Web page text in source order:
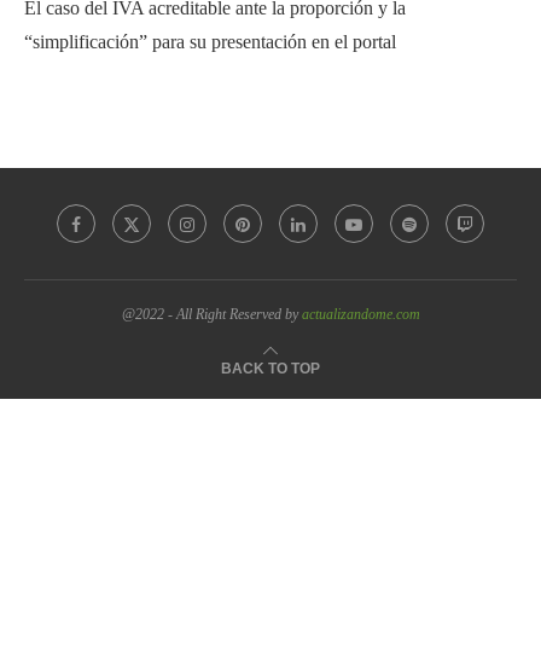
El caso del IVA acreditable ante la proporción y la
“simplificación” para su presentación en el portal
@2022 - All Right Reserved byactualizandome.com
BACK TO TOP